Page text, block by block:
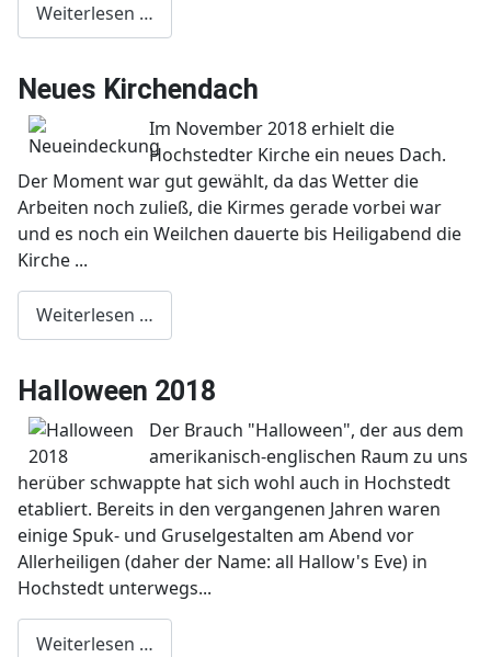
Weiterlesen …
Neues Kirchendach
Im November 2018 erhielt die
Hochstedter Kirche ein neues Dach.
Der Moment war gut gewählt, da das Wetter die
Arbeiten noch zuließ, die Kirmes gerade vorbei war
und es noch ein Weilchen dauerte bis Heiligabend die
Kirche ...
Weiterlesen …
Halloween 2018
Der Brauch "Halloween", der aus dem
amerikanisch-englischen Raum zu uns
herüber schwappte hat sich wohl auch in Hochstedt
etabliert. Bereits in den vergangenen Jahren waren
einige Spuk- und Gruselgestalten am Abend vor
Allerheiligen (daher der Name: all Hallow's Eve) in
Hochstedt unterwegs...
Weiterlesen …